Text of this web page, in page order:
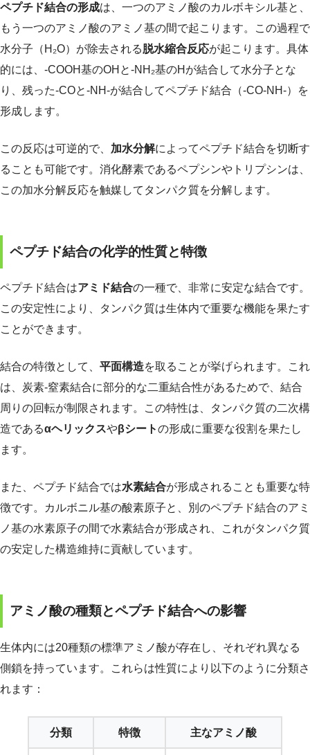
ペプチド結合の形成は、一つのアミノ酸のカルボキシル基と、
もう一つのアミノ酸のアミノ基の間で起こります。この過程で
水分子（H₂O）が除去される脱水縮合反応が起こります。具体
的には、-COOH基のOHと-NH₂基のHが結合して水分子とな
り、残った-COと-NH-が結合してペプチド結合（-CO-NH-）を
形成します。
この反応は可逆的で、 加水分解によってペプチド結合を切断す
ることも可能です。消化酵素であるペプシンやトリプシンは、
この加水分解反応を触媒してタンパク質を分解します。
ペプチド結合の化学的性質と特徴
ペプチド結合はアミド結合の一種で、非常に安定な結合です。
この安定性により、タンパク質は生体内で重要な機能を果たす
ことができます。
結合の特徴として、 平面構造を取ることが挙げられます。これ
は、炭素-窒素結合に部分的な二重結合性があるためで、結合
周りの回転が制限されます。この特性は、タンパク質の二次構
造であるαヘリックスやβシートの形成に重要な役割を果たし
ます。
また、ペプチド結合では水素結合が形成されることも重要な特
徴です。カルボニル基の酸素原子と、別のペプチド結合のアミ
ノ基の水素原子の間で水素結合が形成され、これがタンパク質
の安定した構造維持に貢献しています。
アミノ酸の種類とペプチド結合への影響
生体内には20種類の標準アミノ酸が存在し、それぞれ異なる
側鎖を持っています。これらは性質により以下のように分類さ
れます：
分類 特徴 主なアミノ酸